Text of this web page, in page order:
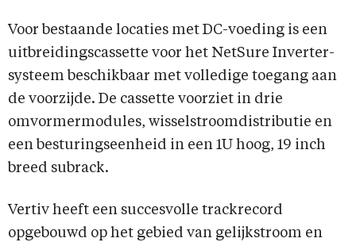
Voor bestaande locaties met DC-voeding is een
uitbreidingscassette voor het NetSure Inverter-
systeem beschikbaar met volledige toegang aan
de voorzijde. De cassette voorziet in drie
omvormermodules, wisselstroomdistributie en
een besturingseenheid in een 1U hoog, 19 inch
breed subrack.
Vertiv heeft een succesvolle trackrecord
opgebouwd op het gebied van gelijkstroom en